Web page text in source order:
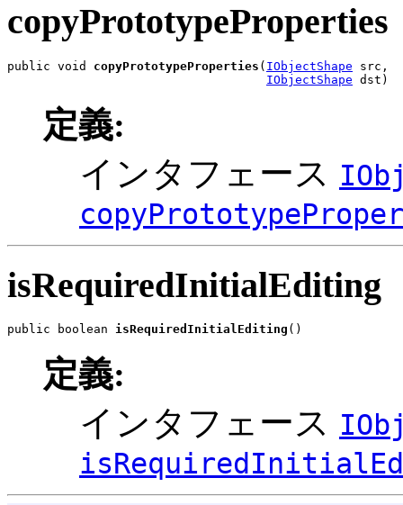
copyPrototypeProperties
public void copyPrototypeProperties ( IObjectShape src,
IObjectShape dst)
定義:
インタフェース
isRequiredInitialEditing
public boolean isRequiredInitialEditing ()
定義:
インタフェース